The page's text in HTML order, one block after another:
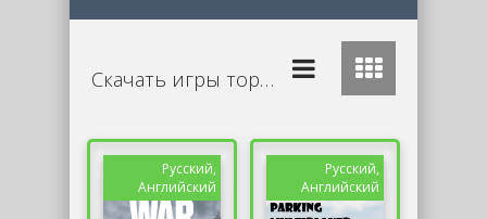
Скачать игры торрент бесплатно
Русский,
Английский
Русский,
Английский